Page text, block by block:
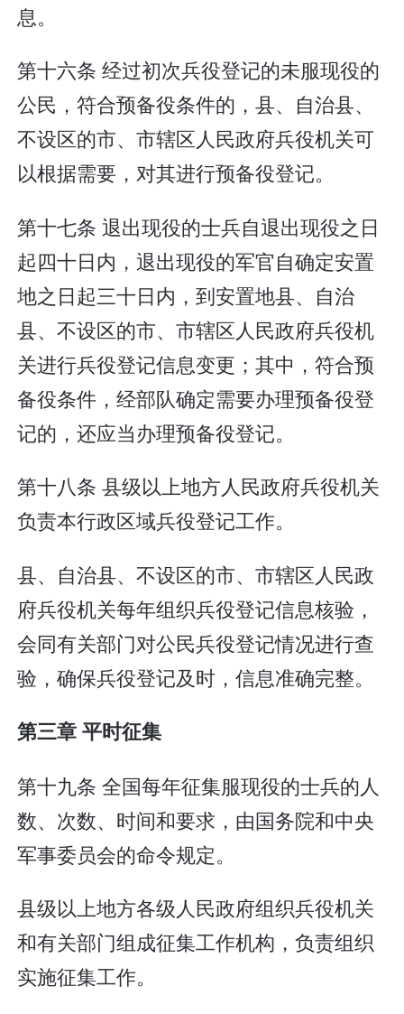
息。
第十六条 经过初次兵役登记的未服现役的
公民，符合预备役条件的，县、自治县、
不设区的市、市辖区人民政府兵役机关可
以根据需要，对其进行预备役登记。
第十七条 退出现役的士兵自退出现役之日
起四十日内，退出现役的军官自确定安置
地之日起三十日内，到安置地县、自治
县、不设区的市、市辖区人民政府兵役机
关进行兵役登记信息变更；其中，符合预
备役条件，经部队确定需要办理预备役登
记的，还应当办理预备役登记。
第十八条 县级以上地方人民政府兵役机关
负责本行政区域兵役登记工作。
县、自治县、不设区的市、市辖区人民政
府兵役机关每年组织兵役登记信息核验，
会同有关部门对公民兵役登记情况进行查
验，确保兵役登记及时，信息准确完整。
第三章 平时征集
第十九条 全国每年征集服现役的士兵的人
数、次数、时间和要求，由国务院和中央
军事委员会的命令规定。
县级以上地方各级人民政府组织兵役机关
和有关部门组成征集工作机构，负责组织
实施征集工作。